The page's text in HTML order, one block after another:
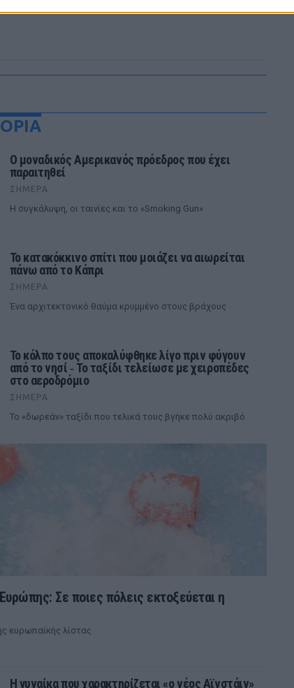
Ο μοναδικός Αμερικανός πρόεδρος που έχει
παραιτηθεί
ΣΉΜΕΡΑ
Η συγκάλυψη, οι ταινίες και το «Smoking Gun»
Το κατακόκκινο σπίτι που μοιάζει να αιωρείται
πάνω από το Κάπρι
ΣΉΜΕΡΑ
Ένα αρχιτεκτονικό θαύμα κρυμμένο στους βράχους
Το κόλπο τους αποκαλύφθηκε λίγο πριν φύγουν
από το νησί ‑ Το ταξίδι τελείωσε με χειροπέδες
στο αεροδρόμιο
ΣΉΜΕΡΑ
Το «δωρεάν» ταξίδι που τελικά τους βγήκε πολύ ακριβό
Σε ποιες πόλεις εκτοξεύεται η
ευρωπαϊκής λίστας
Η γυναίκα που χαρακτηρίζεται «ο νέος Αϊνστάιν»